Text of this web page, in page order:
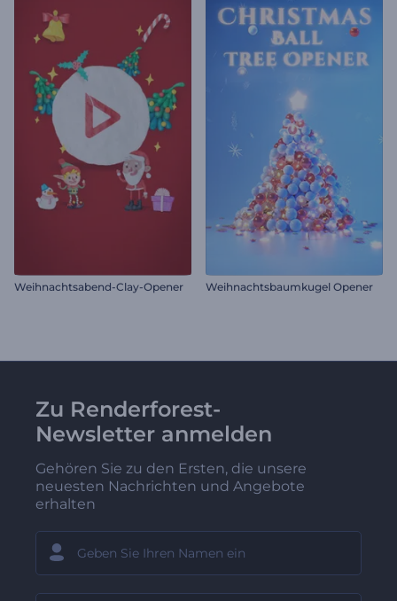
Weihnachtsabend-Clay-Opener Weihnachtsbaumkugel Opener
Zu Renderforest-
Newsletter anmelden
Gehören Sie zu den Ersten, die unsere
neuesten Nachrichten und Angebote
erhalten